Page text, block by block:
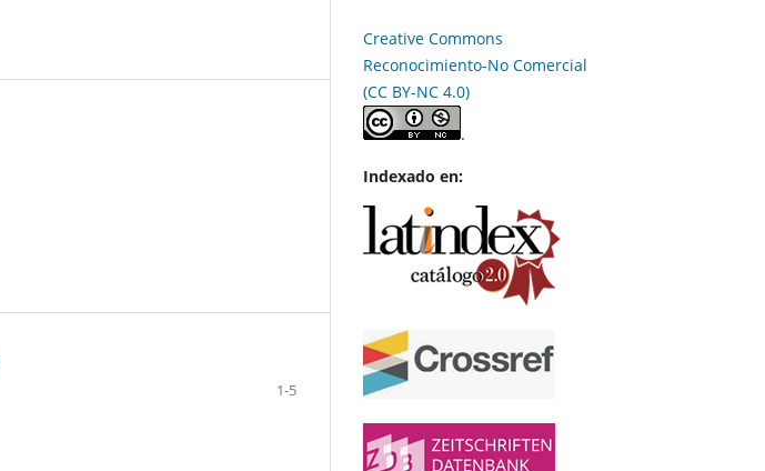
1-5
Creative Commons
Reconocimiento-No Comercial
(CC BY-NC 4.0)
.
Indexado en: